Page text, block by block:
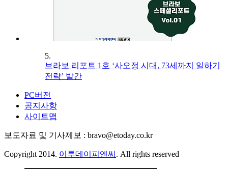
5.
브라보 리포트 1호 ‘사오정 시대, 73세까지 일하기
전략’ 발간
PC버전
공지사항
사이트맵
보도자료 및 기사제보 : bravo@etoday.co.kr
Copyright 2014. 이투데이피엔씨 . All rights reserved